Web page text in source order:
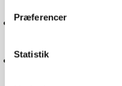
Præferencer
Statistik
Økonomistyring
Forbrugeradfærd